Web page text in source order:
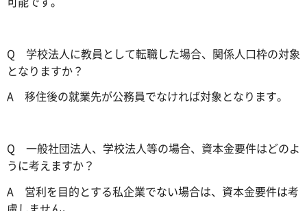
Q 学校法人に教員として転職した場合、関係人口枠の対象
となりますか？
A 移住後の就業先が公務員でなければ対象となります。
Q 一般社団法人、学校法人等の場合、資本金要件はどのよ
うに考えますか？
A 営利を目的とする私企業でない場合は、資本金要件は考